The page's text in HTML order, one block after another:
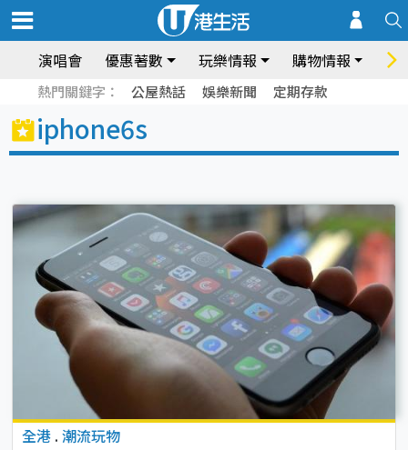
演唱會 優惠著數 玩樂情報 購物情報 飲
熱門關鍵字： 公屋熱話 娛樂新聞 定期存款
iphone6s
全港 . 潮流玩物